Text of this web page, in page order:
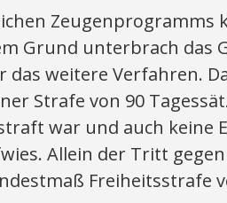
Zeugenprogramms
Grund unterbrach das
weitere Verfahren.
Strafe von 90
war und auch keine
Allein der Tritt
Freiheitsstrafe